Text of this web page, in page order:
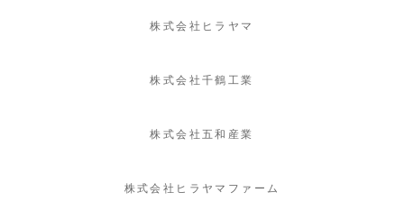
株式会社ヒラヤマ
株式会社千鶴工業
株式会社五和産業
株式会社ヒラヤマファーム